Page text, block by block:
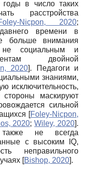
в число таких
расстройства
Nicpon, 2020;
времени в
больше внимания
не социальным и
двойной
2020]. Педагоги и
знаниями,
исключительность,
маскируют
сильной
[Foley-Nicpon,
2020;Wiley, 2020].
также не всегда
с высоким
IQ,
неправильного
[Bishop, 2020].